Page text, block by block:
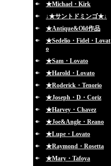
★Michael・Kirk
↓★サントドミンゴ★↓
★Antique&Old作品
★Sedelio・Fidel・Lovat
o
★Sam・Lovato
★Harold・Lovato
★Roderick・Tenorio
★Joseph・D・Coriz
★Harvey・Chavez
★Joe&Angle・Reano
★Lupe・Lovato
★Raymond・Rosetta
★Mary・Tafoya